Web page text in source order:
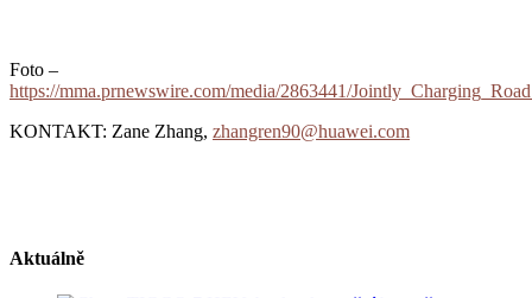
Foto –
https://mma.prnewswire.com/media/2863441/
KONTAKT: Zane Zhang, zhangren90@huawei.com
Aktuálně